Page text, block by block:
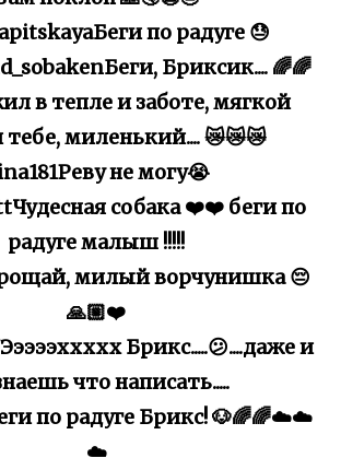
по радуге 😓
Бриксик.... 🌈🌈
в тепле и заботе, мягкой
миленький.... 😿😿😿
не могу😭
собака ❤️❤️ беги по
радуге малыш !!!!!
милый ворчунишка 😔
🙏🏼❤️
Брикс.....😕....даже и
что написать.....
по радуге Брикс! 🐶🌈🌈☁️☁️
☁️